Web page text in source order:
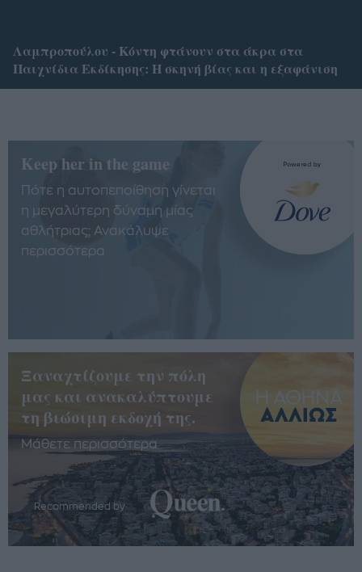
Λαμπροπούλου - Κόντη φτάνουν στα άκρα στα
Παιχνίδια Εκδίκησης: Η σκηνή βίας και η εξαφάνιση
Keep her in the game
Πότε η αυτοπεποίθηση γίνεται
η μεγαλύτερη δύναμη μίας
αθλήτριας; Ανακάλυψε
περισσότερα
Ξαναχτίζουμε την πόλη
μας και ανακαλύπτουμε
τη βιώσιμη εκδοχή της.
Μάθετε περισσότερα
Recommended by